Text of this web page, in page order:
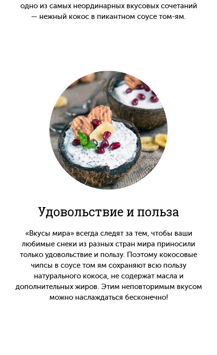
одно из самых неординарных вкусовых сочетаний
— нежный кокос в пикантном соусе том-ям.
Удовольствие и польза
«Вкусы мира» всегда следят за тем, чтобы ваши
любимые снеки из разных стран мира приносили
только удовольствие и пользу. Поэтому кокосовые
чипсы в соусе том ям сохраняют всю пользу
натурального кокоса, не содержат масла и
дополнительных жиров. Этим неповторимым вкусом
можно наслаждаться бесконечно!